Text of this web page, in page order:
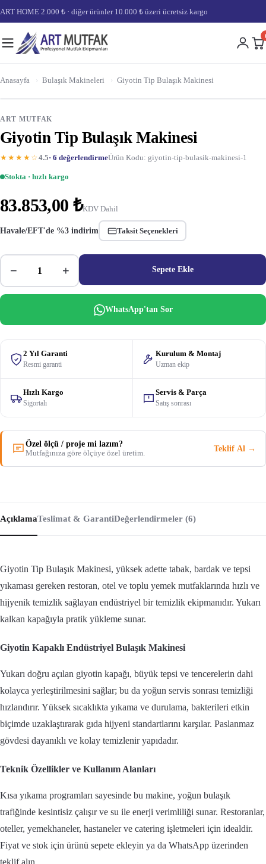
ART HOME 2.000 ₺ · diğer ürünler 10.000 ₺ üzeri ücretsiz kargo
Anasayfa › Bulaşık Makineleri › Giyotin Tip Bulaşık Makinesi
ART MUTFAK
Giyotin Tip Bulaşık Makinesi
★★★★☆4.5· 6 değerlendirmeÜrün Kodu: giyotin-tip-bulasik-makinesi-1
Stokta · hızlı kargo
83.853,00 ₺KDV Dahil
Havale/EFT'de %3 indirim Taksit Seçenekleri
− + Sepete Ekle
WhatsApp'tan Sor
2 Yıl Garanti
Resmi garanti
Kurulum & Montaj
Uzman ekip
Hızlı Kargo
Sigortalı
Servis & Parça
Satış sonrası
Özel ölçü / proje mi lazım?
Mutfağınıza göre ölçüye özel üretim.
Teklif Al →
AçıklamaTeslimat & GarantiDeğerlendirmeler (6)
Giyotin Tip Bulaşık Makinesi, yüksek adette tabak, bardak ve tepsi
yıkaması gereken restoran, otel ve toplu yemek mutfaklarında hızlı ve
hijyenik temizlik sağlayan endüstriyel bir temizlik ekipmanıdır. Yukarı
kalkan kapağıyla pratik yükleme sunar.
Giyotin Kapaklı Endüstriyel Bulaşık Makinesi
Yukarı doğru açılan giyotin kapağı, büyük tepsi ve tencerelerin dahi
kolayca yerleştirilmesini sağlar; bu da yoğun servis sonrası temizliği
hızlandırır. Yüksek sıcaklıkta yıkama ve durulama, bakterileri etkin
biçimde uzaklaştırarak gıda hijyeni standartlarını karşılar. Paslanmaz
gövdesi dayanıklı ve kolay temizlenir yapıdadır.
Teknik Özellikler ve Kullanım Alanları
Kısa yıkama programları sayesinde bu makine, yoğun bulaşık
trafiğinde kesintisiz çalışır ve su ile enerji verimliliği sunar. Restoranlar,
oteller, yemekhaneler, hastaneler ve catering işletmeleri için idealdir.
Fiyat ve stok için ürünü sepete ekleyin ya da WhatsApp üzerinden
teklif alın.